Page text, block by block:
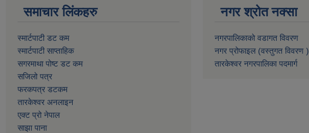
समाचार लिंकहरु
स्मार्टपाटी डट कम
स्मार्टपाटी साप्ताहिक
सगरमाथा पोष्ट डट कम
सजिलो पत्र
फरकपत्र डटकम
तारकेश्वर अनलाइन
एक्ट प्रो नेपाल
साझा पाना
नगर श्रोत नक्सा
नगरपालिकाको वडागत विवरण
नगर प्रोफाइल (वस्तुगत विवरण )
तारकेश्वर नगरपालिका पदमार्ग